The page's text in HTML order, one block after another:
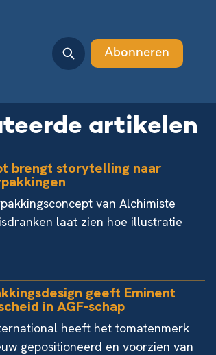
Abonneren
artikelen
brengt storytelling naar
van Alchimiste
laat zien hoe illustratie
geeft Eminent
in AGF-schap
heeft het tomatenmerk
gepositioneerd en voorzien van